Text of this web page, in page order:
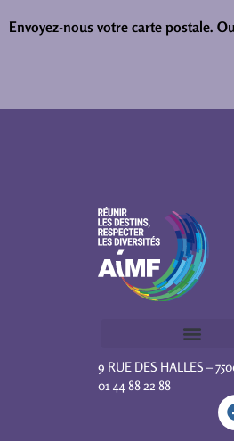
Envoyez-nous votre carte postale.
9 RUE DES HALLES –
01 44 88 22 88